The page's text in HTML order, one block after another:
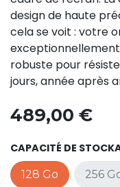
design de haute
cela se voit : votre
robuste pour
jours, année après
489,00 €
CAPACITÉ DE
128 Go 256